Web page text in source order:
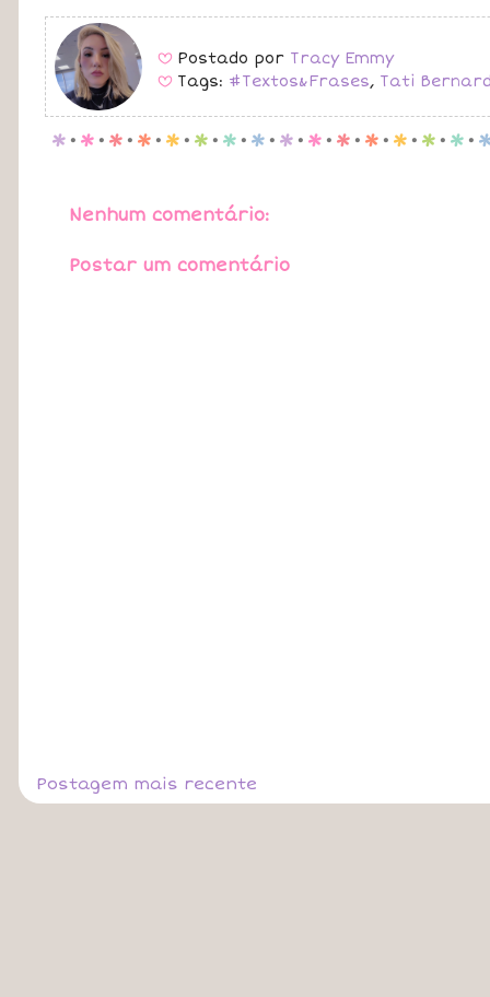
B Postado por Tracy Emmy
B Tags: #Textos&Frases, Tati
p . p . p . p . p . p . p . p . p . p . p . p . p . p . p .
Nenhum comentário:
Postar um comentário
Postagem mais recente